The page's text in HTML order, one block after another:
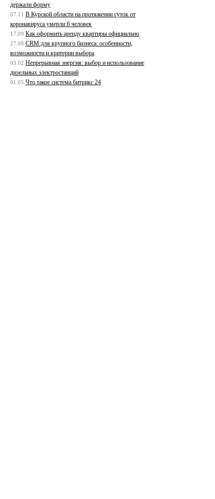
держали форму
07.11 В Курской области на протяжении суток от
коронавируса умерли 6 человек
17.09 Как оформить аренду квартиры официально
27.08 CRM для крупного бизнеса: особенности,
возможности и критерии выбора
03.02 Непрерывная энергия: выбор и использование
дизельных электростанций
01.05 Что такое система битрикс 24